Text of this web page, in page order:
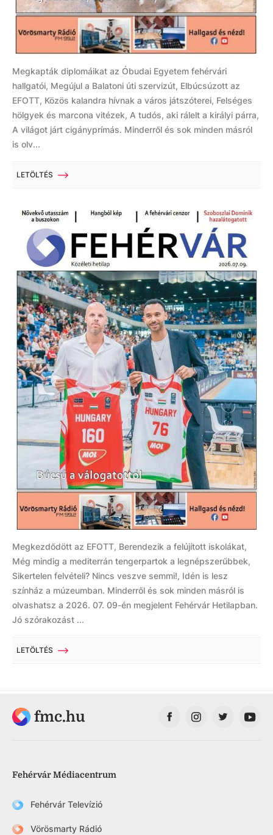
Megkapták diplomáikat az Óbudai Egyetem fehérvári
hallgatói, Megújul a Balatoni úti szervizút, Elbúcsúzott az
EFOTT, Közös kalandra hívnak a város játszóterei, Felséges
hölgyek és marcona vitézek, A tudós, aki rálelt a királyi párra,
A világot járt cigányprímás. Minderről és sok minden másról
is olv...
LETÖLTÉS
Megkezdődött az EFOTT, Berendezik a felújított iskolákat,
Még mindig a mediterrán tengerpartok a legnépszerűbbek,
Sikertelen felvételi? Nincs veszve semmi!, Idén is lesz
színház a múzeumban. Minderről és sok minden másról is
olvashatsz a 2026. 07. 09-én megjelent Fehérvár Hetilapban.
Jó szórakozást ...
LETÖLTÉS
fmc.hu
Fehérvár Médiacentrum
Fehérvár Televízió
Vörösmarty Rádió